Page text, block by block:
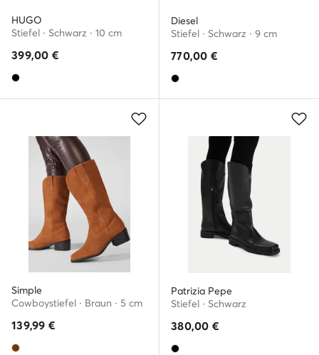
HUGO
Stiefel · Schwarz · 10 cm
399,00 €
Diesel
Stiefel · Schwarz · 9 cm
770,00 €
Simple
Cowboystiefel · Braun · 5 cm
139,99 €
Patrizia Pepe
Stiefel · Schwarz
380,00 €